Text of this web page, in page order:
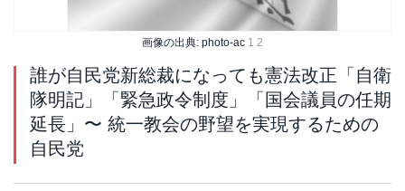
画像の出典: photo-ac 1 2
誰が自民党新総裁になっても憲法改正「自衛
隊明記」「緊急政令制度」「国会議員の任期
延長」〜 統一教会の野望を実現するための
自民党